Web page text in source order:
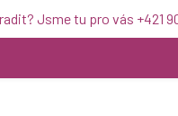
Jsme tu pro vás +421